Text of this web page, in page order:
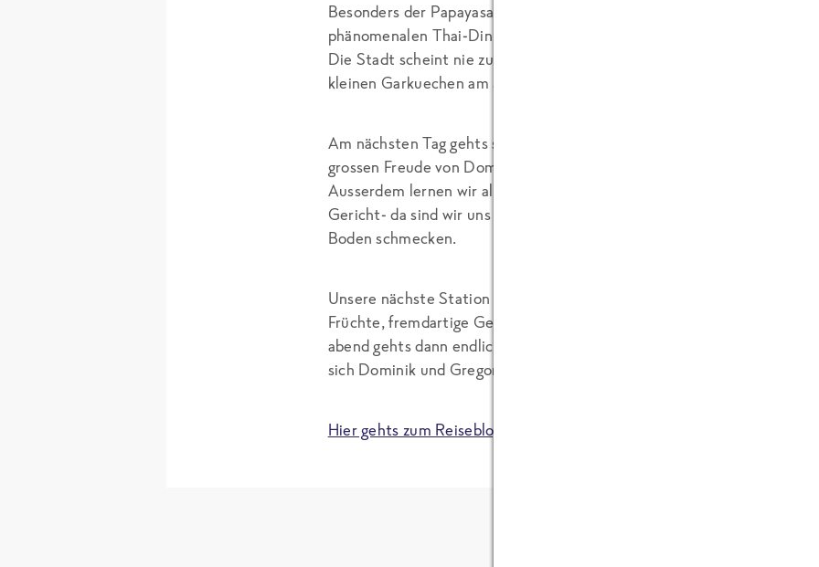
Besonders der Papayasalat hat es Dominik angetan. Ob man den wohl
phänomenalen Thai-Dinner auf dem Dach des Hotels, machen wir uns
Die Stadt scheint nie zu schlafen. Überall sind Autos, Menschen und
kleinen Garkuechen am Strassenrand herueberziehen. Leider sind wir
Am nächsten Tag gehts schon früh zum Catering-Unternehmen der
grossen Freude von Dominik wird hier noch einmal der obligatorische
Ausserdem lernen wir alles über die Zubereitung von flugtauglichen
Gericht- da sind wir uns alle einig- soll im besten Fall natuerlich sowohl
Boden schmecken.
Unsere nächste Station ist ein Lebensmittelmarkt (natuerlich Open
Früchte, fremdartige Gemüse und Kräuter. Inspirationen ohne Ende
abend gehts dann endlich zu den Garküchen. Da muss natuerlich alles
sich Dominik und Gregor so alles trauen….
Hier gehts zum Reiseblog des Teams Thailand